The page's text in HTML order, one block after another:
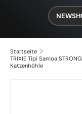
Startseite
TRIXIE Tipi Samoa
Katzenhöhle